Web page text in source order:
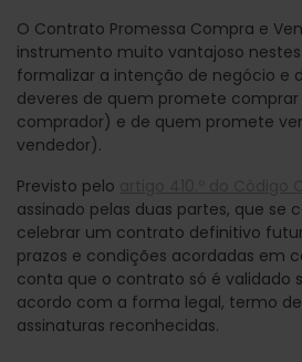
O Contrato Promessa Compra e
instrumento muito vantajoso
formalizar a intenção de negócio e
deveres de quem promete
comprador) e de quem promete
vendedor).
Previsto pelo
assinado pelas duas partes, que se
celebrar um contrato definitivo
prazos e condições acordadas em
conta que o contrato só é validado
acordo com a forma legal, termo
assinaturas reconhecidas.